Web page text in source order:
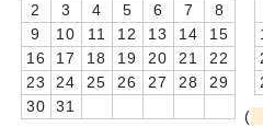
音声入りフォトフレームクロック(
音声入りフォトフレームクロック
スポーツウォッチ
2
3 4 5 6 7
8
9
10 11 12 13 14
15
16
17 18 19 20 21
22
23
24 25 26 27 28
29
30
31
(